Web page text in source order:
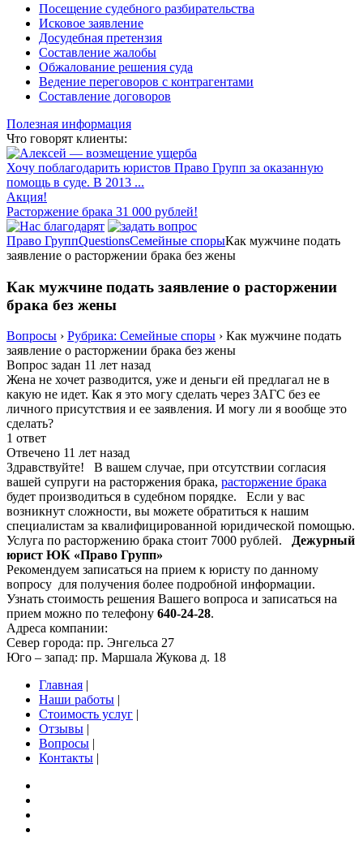
Посещение судебного разбирательства
Исковое заявление
Досудебная претензия
Составление жалобы
Обжалование решения суда
Ведение переговоров с контрагентами
Составление договоров
Полезная информация
Что говорят клиенты:
Хочу поблагодарить юристов Право Групп за оказанную
помощь в суде. В 2013 ...
Акция!
Расторжение брака 31 000 рублей!
Право ГруппQuestionsСемейные спорыКак мужчине подать
заявление о расторжении брака без жены
Как мужчине подать заявление о расторжении
брака без жены
Вопросы › Рубрика: Семейные споры › Как мужчине подать
заявление о расторжении брака без жены
Вопрос задан 11 лет назад
Жена не хочет разводится, уже и деньги ей предлагал не в
какую не идет. Как я это могу сделать через ЗАГС без ее
личного присутствия и ее заявления. И могу ли я вообще это
сделать?
1 ответ
Отвечено 11 лет назад
Здравствуйте! В вашем случае, при отсутствии согласия
вашей супруги на расторжения брака, расторжение брака
будет производиться в судебном порядке. Если у вас
возникнут сложности, вы можете обратиться к нашим
специалистам за квалифицированной юридической помощью.
Услуга по расторжению брака стоит 7000 рублей. Дежурный
юрист ЮК «Право Групп»
Рекомендуем записаться на прием к юристу по данному
вопросу для получения более подробной информации.
Узнать стоимость решения Вашего вопроса и записаться на
прием можно по телефону 640-24-28.
Адреса компании:
Север города: пр. Энгельса 27
Юго – запад: пр. Маршала Жукова д. 18
Главная |
Наши работы |
Стоимость услуг |
Отзывы |
Вопросы |
Контакты |